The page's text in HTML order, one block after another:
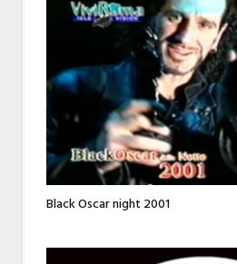
Black Oscar night 2001